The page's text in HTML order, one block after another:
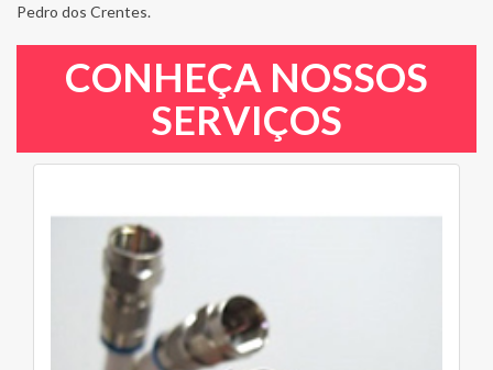
Pedro dos Crentes.
CONHEÇA NOSSOS
SERVIÇOS